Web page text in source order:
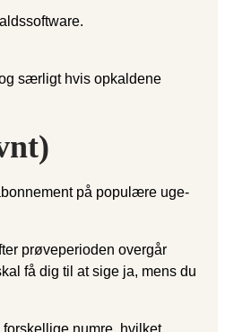
særligt hvis opkaldene
på populære uge-
prøveperioden overgår
få dig til at sige ja, mens du
numre, hvilket